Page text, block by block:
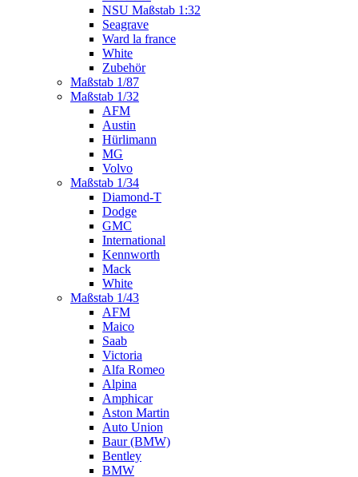
NSU Maßstab 1:32
Seagrave
Ward la france
White
Zubehör
Maßstab 1/87
Maßstab 1/32
AFM
Austin
Hürlimann
MG
Volvo
Maßstab 1/34
Diamond-T
Dodge
GMC
International
Kennworth
Mack
White
Maßstab 1/43
AFM
Maico
Saab
Victoria
Alfa Romeo
Alpina
Amphicar
Aston Martin
Auto Union
Baur (BMW)
Bentley
BMW